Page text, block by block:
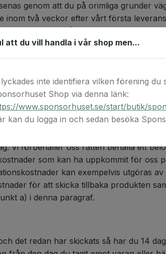
genom att du på orimliga grunder
inom två veckor efter vårt första
produkten på utlämningsstället har vi
och möjligheter) rätt att:
och eventuella andra
avhämtning av produkten och meddela
kommer vi återbetala köpesumman till
Vi förbehåller oss rätten behålla ett
som kan ha uppkommit för oss
kan exempelvis utgöras av
för att skicka tillbaka produkten
a) i denna paragraf.
det redan har skickats så har du 14
att du vill handla i vår shop men...
inte identifiera vilken förening
Shop via denna länk:
www.sponsorhuset.se/start/butik/
kan du logga in och sedan besöka